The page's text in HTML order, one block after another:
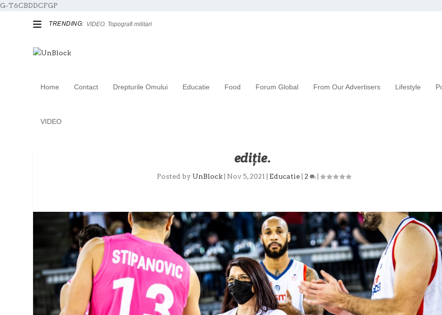
G-T6CBDDCFGP
TRENDING: VIDEO. Topografi militari
Home Contact Drepturile Omului Educatie Food Forum Global From Our Advertisers Lifestyle
VIDEO
ediție.
Posted by UnBlock| Nov 5, 2021 |Educatie 2 |